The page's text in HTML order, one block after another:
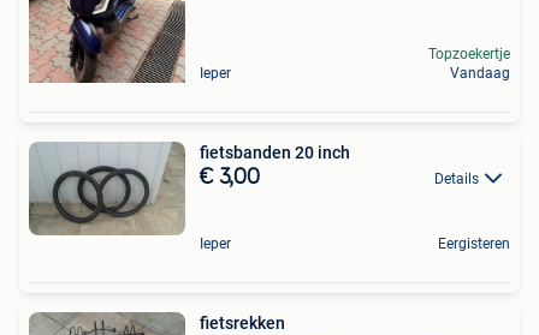
Ieper
Topzoekertje
Vandaag
fietsbanden 20 inch
€ 3,00 Details
Ieper Eergisteren
fietsrekken